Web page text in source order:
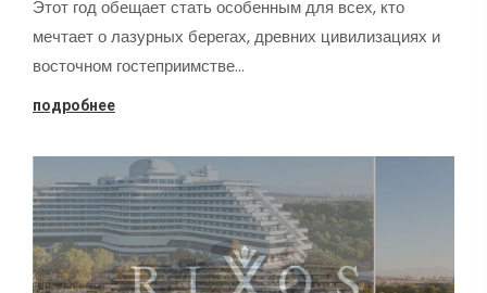
Этот год обещает стать особенным для всех, кто
мечтает о лазурных берегах, древних цивилизациях и
восточном гостеприимстве…
подробнее